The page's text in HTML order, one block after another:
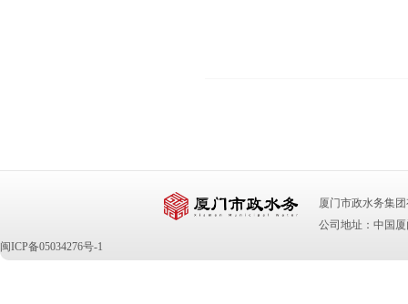
厦门市政水务集团
公司地址：中国
闽ICP备05034276号-1